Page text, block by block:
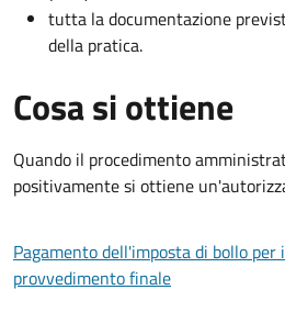
tutta la documentazione
della pratica.
Cosa si ottiene
Quando il procedimento
positivamente si ottiene
Pagamento dell'imposta di bollo per
provvedimento finale